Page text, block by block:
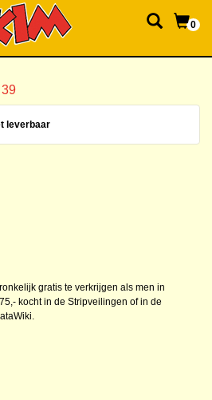
0
leverbaar
gratis te verkrijgen als men in
kocht in de Stripveilingen of in de